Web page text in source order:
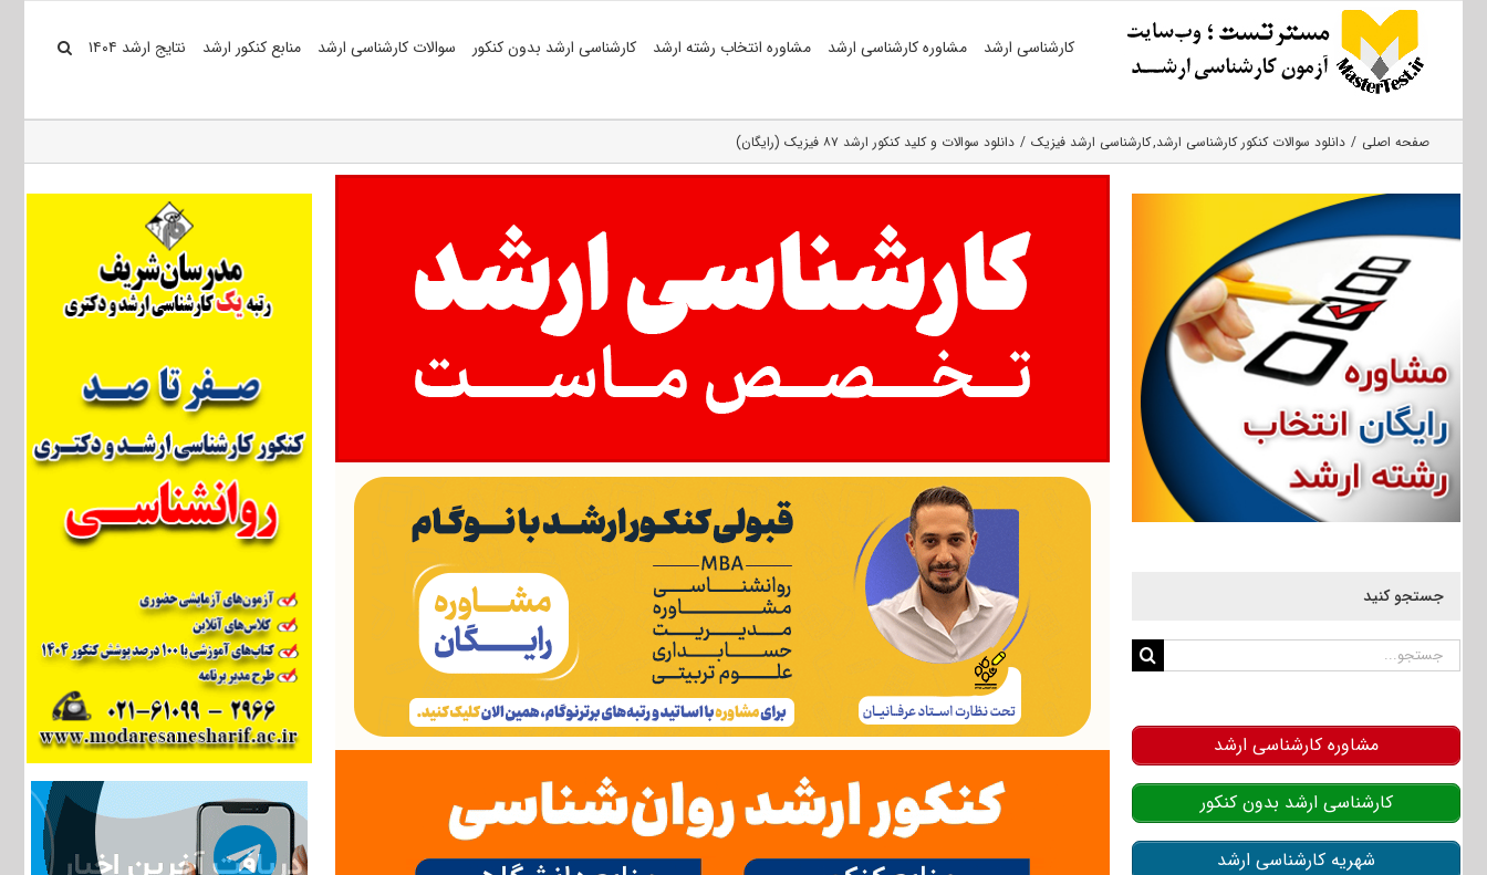
کارشناسی ارشد مشاوره کارشناسی ارشد مشاوره انتخاب رشته ارشد کارشناسی ارشد بدون کنکور سوالات کارشناسی ارشد منابع کنکور ارشد نتایج ارشد ۱۴۰۴
صفحه اصلی دانلود سوالات کنکور کارشناسی ارشد کارشناسی ارشد فیزیک دانلود سوالات و کلید کنکور ارشد ۸۷ فیزیک (رایگان)
جستجو کنید
جستجو
مشاوره کارشناسی ارشد
کارشناسی ارشد بدون کنکور
شهریه کارشناسی ارشد